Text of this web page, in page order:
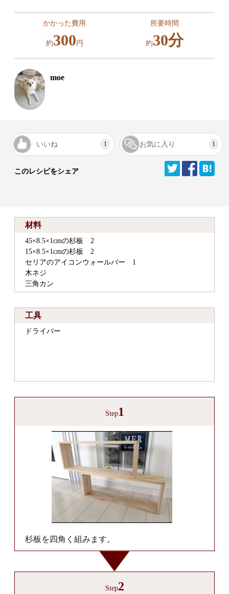
かかった費用
約300 円
所要時間
約30分
moe
いいね 1 お気に入り 1
このレシピをシェア
材料
45×8.5×1cmの杉板 2
15×8.5×1cmの杉板 2
セリアのアイコンウォールバー 1
木ネジ
三角カン
工具
ドライバー
Step1
杉板を四角く組みます。
Step2